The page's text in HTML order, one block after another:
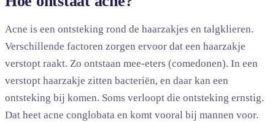
Acne is een ontsteking rond de haarzakjes en talgklieren.
Verschillende factoren zorgen ervoor dat een haarzakje
verstopt raakt. Zo ontstaan mee-eters (comedonen). In een
verstopt haarzakje zitten bacteriën, en daar kan een
ontsteking bij komen. Soms verloopt die ontsteking ernstig.
Dat heet acne conglobata en komt vooral bij mannen voor.